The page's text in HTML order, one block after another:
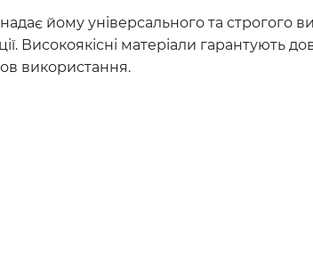
йому універсального та строгого
Високоякісні матеріали гарантують
використання.